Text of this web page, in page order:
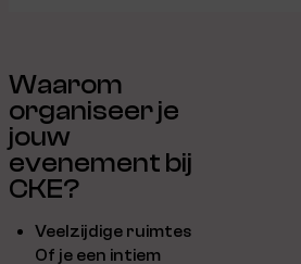
Waarom
organiseer je
jouw
evenement bij
CKE?
Veelzijdige ruimtes
Of je een intiem